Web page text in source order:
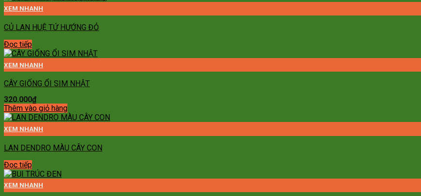
XEM NHANH
CỦ LAN HUỆ TỨ HƯỚNG ĐỎ
Đọc tiếp
XEM NHANH
CÂY GIỐNG ỔI SIM NHẬT
320.000₫
Thêm vào giỏ hàng
XEM NHANH
LAN DENDRO MÀU CÂY CON
Đọc tiếp
XEM NHANH